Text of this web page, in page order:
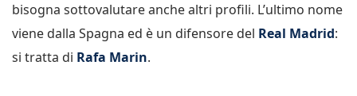
bisogna sottovalutare anche altri profili. L’ultimo nome
viene dalla Spagna ed è un difensore del Real Madrid:
si tratta di Rafa Marin.